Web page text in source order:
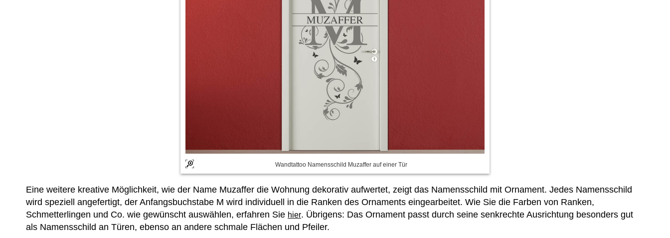
Wandtattoo Namensschild Muzaffer auf einer Tür
Eine weitere kreative Möglichkeit, wie der Name Muzaffer die Wohnung dekorativ aufwertet, zeigt das Namensschild mit Ornament. Jedes Namensschild
wird speziell angefertigt, der Anfangsbuchstabe M wird individuell in die Ranken des Ornaments eingearbeitet. Wie Sie die Farben von Ranken,
Schmetterlingen und Co. wie gewünscht auswählen, erfahren Sie hier. Übrigens: Das Ornament passt durch seine senkrechte Ausrichtung besonders gut
als Namensschild an Türen, ebenso an andere schmale Flächen und Pfeiler.